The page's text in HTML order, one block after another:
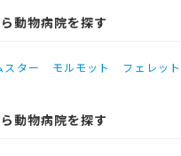
動物病院を探す
スター モルモット フェレット
動物病院を探す